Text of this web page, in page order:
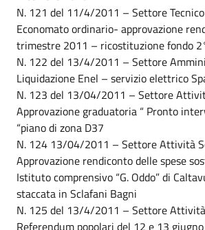
N. 121 del 11/4/2011 – Settore
Economato ordinario- approvazione
trimestre 2011 – ricostituzione fondo
N. 122 del 13/4/2011 – Settore
Liquidazione Enel – servizio elettrico
N. 123 del 13/04/2011 – Settore
Approvazione graduatoria “ Pronto
“piano di zona D37
N. 124 13/04/2011 – Settore Attività
Approvazione rendiconto delle spese
Istituto comprensivo “G. Oddo” di
staccata in Sclafani Bagni
N. 125 del 13/4/2011 – Settore
Referendum popolari del 12 e 13